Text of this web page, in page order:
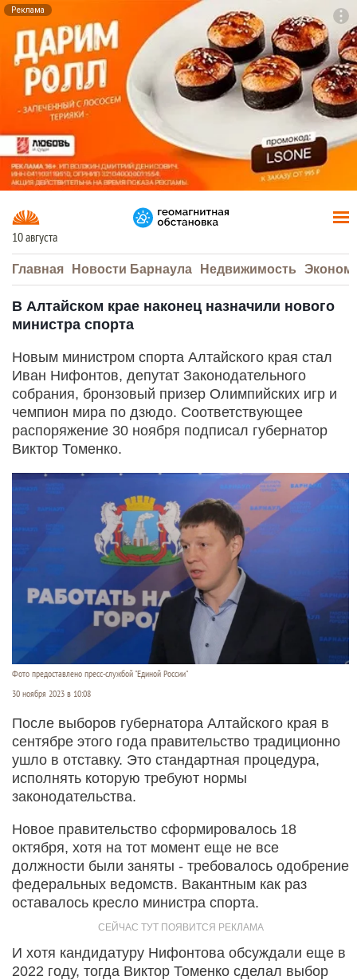
Реклама
10 августа
Главная Новости Барнаула Недвижимость
В Алтайском крае наконец назначили нового
министра спорта
Новым министром спорта Алтайского края стал
Иван Нифонтов, депутат Законодательного
собрания, бронзовый призер Олимпийских игр и
чемпион мира по дзюдо. Соответствующее
распоряжение 30 ноября подписал губернатор
Виктор Томенко.
Фото предоставлено пресс-службой "Единой России"
30 ноября 2023 в 10:08
После выборов губернатора Алтайского края в
сентябре этого года правительство традиционно
ушло в отставку. Это стандартная процедура,
исполнять которую требуют нормы
законодательства.
Новое правительство сформировалось 18
октября, хотя на тот момент еще не все
должности были заняты - требовалось одобрение
федеральных ведомств. Вакантным как раз
оставалось кресло министра спорта.
И хотя кандидатуру Нифонтова обсуждали еще в
2022 году, тогда Виктор Томенко сделал выбор